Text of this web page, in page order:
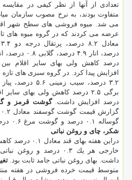
تعدادی از آنها از نظر كیفی در
متفاوت بودند، به نرخ مصوب سازمان
می شد. میوه فروشی های سطح شهر
عرضه می كردند كه در گروه میوه های
افزایش پیدا كرد. در گروه سبزی های
درصد افزایش داشت.گوشت قرمز و
گوساله ۰.۱ درصد و گوشت مرغ ۰.۶ درصد افزایش پیدا كرد.
شكر، چای و روغن نباتی
دراین هفته بهای
داشت. بهای روغن نباتی جامد ثابت بود.
متوسط قیمت خرده فروشی در هفته